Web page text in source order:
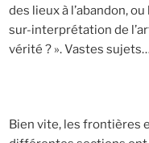
des lieux à l’abandon,
sur-interprétation de
vérité ? ». Vastes
Bien vite, les frontières